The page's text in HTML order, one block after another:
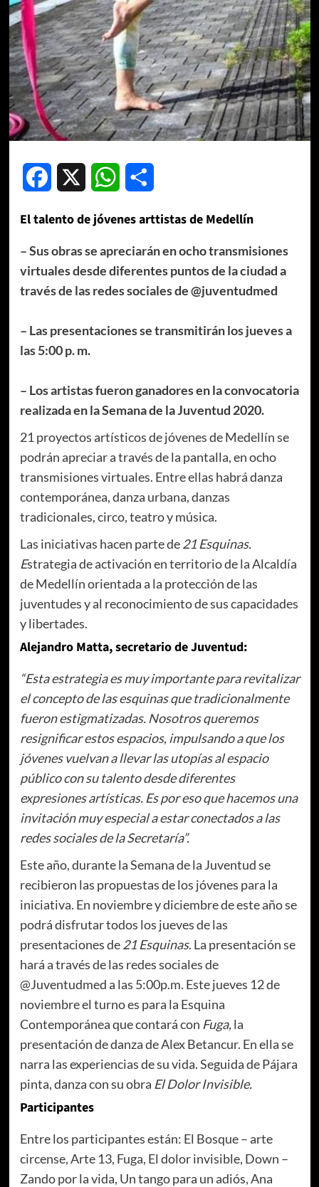
Facebook WhatsApp
El talento de jóvenes arttistas de Medellín
– Sus obras se apreciarán en ocho transmisiones
virtuales desde diferentes puntos de la ciudada
través de las redes sociales de @juventudmed
– Las presentaciones se transmitirán los jueves a
las 5:00 p. m.
– Los artistas fueron ganadores en la convocatoria
realizada en la Semana de la Juventud 2020.
21 proyectos artísticos de jóvenes de Medellín se
podrán apreciar a través de la pantalla, en ocho
transmisiones virtuales. Entre ellas habrá danza
contemporánea, danza urbana, danzas
tradicionales, circo, teatro y música.
Las iniciativas hacen parte de21 Esquinas.
Estrategia de activación en territorio de la Alcaldía
de Medellín orientada a la protección de las
juventudes y al reconocimiento de sus capacidades
y libertades.
Alejandro Matta, secretario de Juventud:
“Esta estrategia es muy importante para revitalizar
el concepto de las esquinas que tradicionalmente
fueron estigmatizadas. Nosotros queremos
resignificar estos espacios, impulsando a que los
jóvenes vuelvan a llevar las utopías al espacio
público con su talento desde diferentes
expresiones artísticas. Es por eso que hacemos una
invitación muy especial a estar conectados a las
redes sociales de la Secretaría”.
Este año, durante la Semana de la Juventud se
recibieron las propuestas de los jóvenes para la
iniciativa. En noviembre y diciembre de este año se
podrá disfrutar todos los jueves de las
presentaciones de21 Esquinas. La presentación se
hará a través de las redes sociales de
@Juventudmed a las 5:00p.m. Este jueves 12 de
noviembre el turno es para la Esquina
Contemporánea que contará con Fuga,la
presentación de danza de Alex Betancur. En ella se
narra las experiencias de su vida. Seguida de Pájara
pinta, danza con su obra El Dolor Invisible.
Participantes
Entre los participantes están: El Bosque – arte
circense, Arte 13, Fuga, El dolor invisible, Down –
Zando por la vida, Un tango para un adiós, Ana